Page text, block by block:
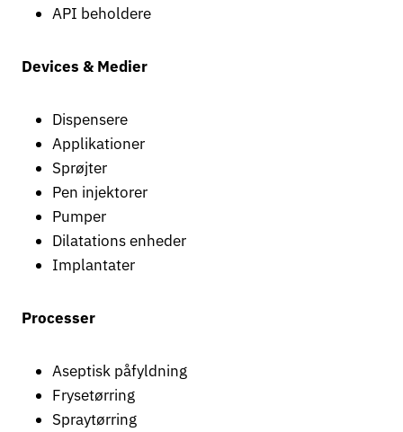
API beholdere
Devices & Medier
Dispensere
Applikationer
Sprøjter
Pen injektorer
Pumper
Dilatations enheder
Implantater
Processer
Aseptisk påfyldning
Frysetørring
Spraytørring